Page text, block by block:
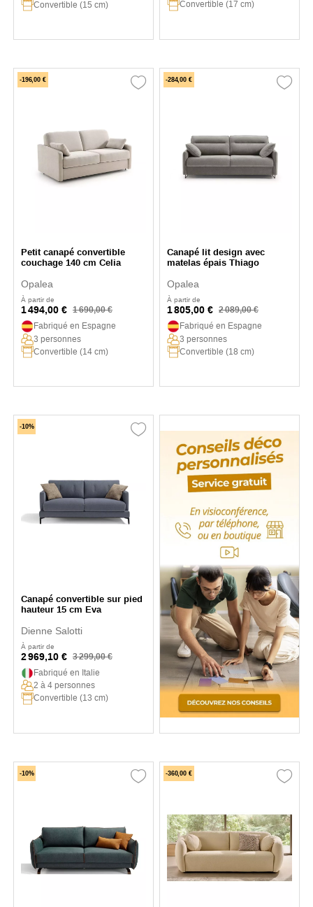
Convertible (15 cm) Convertible (17 cm)
-196,00 €
Petit canapé convertible
couchage 140 cm Celia
Opalea
À partir de
1 494,00 € 1 690,00 €
Fabriqué en Espagne
3 personnes
Convertible (14 cm)
-284,00 €
Canapé lit design avec
matelas épais Thiago
Opalea
À partir de
1 805,00 € 2 089,00 €
Fabriqué en Espagne
3 personnes
Convertible (18 cm)
-10%
Canapé convertible sur pied
hauteur 15 cm Eva
Dienne Salotti
À partir de
2 969,10 € 3 299,00 €
Fabriqué en Italie
2 à 4 personnes
Convertible (13 cm)
-10% -360,00 €